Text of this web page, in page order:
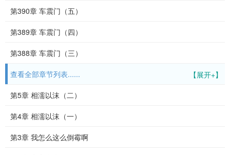
第390章 车震门（五）
第389章 车震门（四）
第388章 车震门（三）
【展开+】
查看全部章节列表......
第5章 相濡以沫（二）
第4章 相濡以沫（一）
第3章 我怎么这么倒霉啊